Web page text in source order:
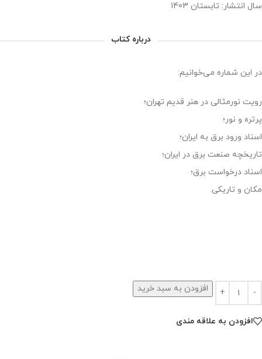
سال انتشار: تابستان 1403
درباره کتاب
در این شماره می‌‌خوانیم:
رویت نورمثالی در هنر قدیم تهران؛
پرتره و نور؛
اسناد ورود برق به ایران؛
تاریخچه صنعت برق در ایران؛
اسناد درخواست برق؛
مکان و تاریکی.
افزودن به سبد خرید
افزودن به علاقه مندی